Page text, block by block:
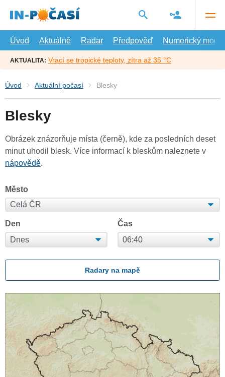
hlavní
Úvod
Aktuálně Radar Předpověď Numerický model
AKTUALITA: Vrací se tropické teploty, zítra až 35 °C
Úvod Aktuální počasí Blesky
Blesky
Obrázek znázorňuje místa (černě), kde za posledních deset
minut uhodil blesk. Více informací k bleskům naleznete v
nápovědě.
Město
Den Čas
Radary na mapě